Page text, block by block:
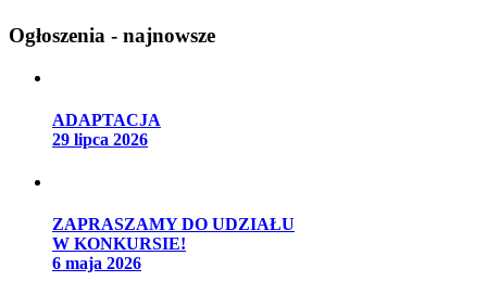
Ogłoszenia - najnowsze
ADAPTACJA
29 lipca 2026
ZAPRASZAMY DO UDZIAŁU
W KONKURSIE!
6 maja 2026